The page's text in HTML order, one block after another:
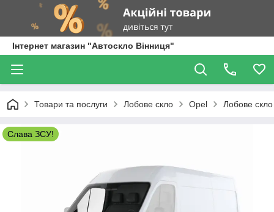
Інтернет магазин "Автоскло Вінниця"
Товари та послуги Лобове скло Opel Лобове
Слава ЗСУ!